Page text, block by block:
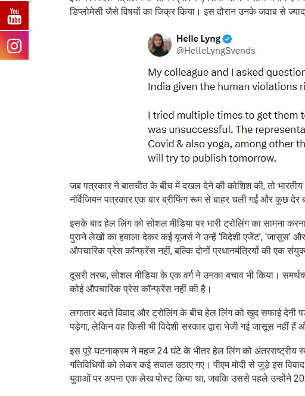
डिप्लोमेसी जैसे विषयों का जिक्र किया। इस दौरान उनके जवाब से
जब पत्रकार ने बातचीत के बीच में दखल देने की कोशिश की, तो
नॉर्वेजियन पत्रकार एक बार ब्रीफिंग रूम से बाहर चली गईं और कुछ देर
इसके बाद हेल लिंग को सोशल मीडिया पर भारी ट्रोलिंग का सामना
पुराने लेखों का हवाला देकर कई यूजर्स ने उन्हें ‘विदेशी एजेंट’, ‘जासूस’
औपचारिक प्रेस कॉन्फ्रेंस नहीं, बल्कि दोनों प्रधानमंत्रियों की एक
दूसरी तरफ, सोशल मीडिया के एक वर्ग ने उनका बचाव भी किया।
कोई औपचारिक प्रेस कॉन्फ्रेंस नहीं की है।
लगातार बढ़ते विवाद और ट्रोलिंग के बीच हेल लिंग को खुद सफाई देनी
पड़ेगा, लेकिन वह किसी भी विदेशी सरकार द्वारा भेजी गई जासूस नहीं हैं
इस पूरे घटनाक्रम ने महज 24 घंटे के भीतर हेल लिंग को अंतरराष्ट्रीय
गतिविधियों को लेकर कई सवाल उठाए गए। पीएम मोदी से जुड़े इस
युवाओं पर अपना एक लेख पोस्ट किया था, जबकि उससे पहले उन्होंने